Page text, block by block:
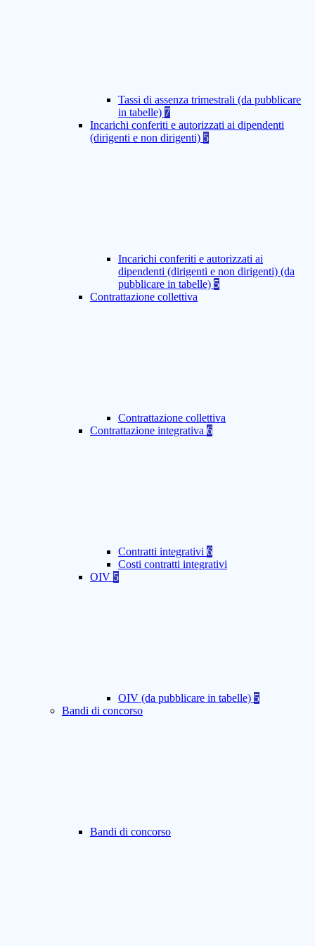
Tassi di assenza trimestrali (da pubblicare
in tabelle) 7
Incarichi conferiti e autorizzati ai dipendenti
(dirigenti e non dirigenti) 5
Incarichi conferiti e autorizzati ai
dipendenti (dirigenti e non dirigenti) (da
pubblicare in tabelle) 5
Contrattazione collettiva
Contrattazione collettiva
Contrattazione integrativa 6
Contratti integrativi 6
Costi contratti integrativi
OIV 5
OIV (da pubblicare in tabelle) 5
Bandi di concorso
Bandi di concorso